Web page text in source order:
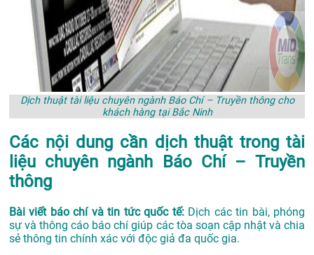
Dịch thuật tài liệu chuyên ngành Báo Chí – Truyền thông cho
khách hàng tại Bắc Ninh
Các nội dung cần dịch thuật trong tài
liệu chuyên ngành Báo Chí – Truyền
thông
Bài viết báo chí và tin tức quốc tế: Dịch các tin bài, phóng
sự và thông cáo báo chí giúp các tòa soạn cập nhật và chia
sẻ thông tin chính xác với độc giả đa quốc gia.